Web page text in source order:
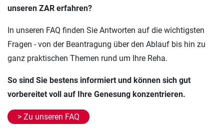
unseren ZAR erfahren?
In unseren FAQ finden Sie Antworten auf die wichtigsten
Fragen - von der Beantragung über den Ablauf bis hin zu
ganz praktischen Themen rund um Ihre Reha.
So sind Sie bestens informiert und können sich gut
vorbereitet voll auf Ihre Genesung konzentrieren.
> Zu unseren FAQ